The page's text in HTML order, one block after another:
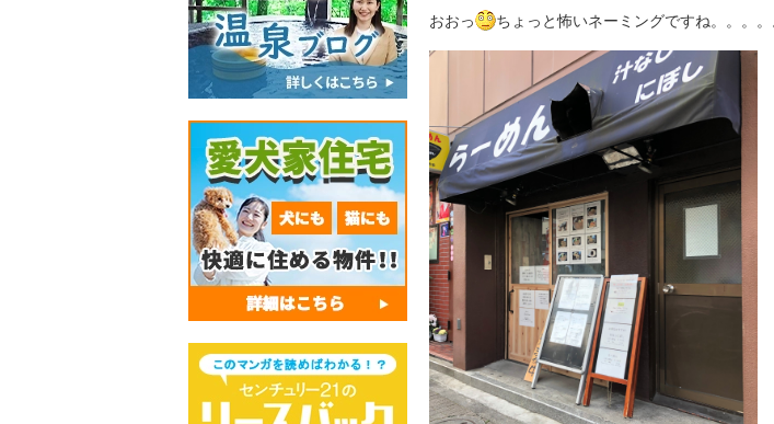
おおっ ちょっと怖いネーミングですね。。。